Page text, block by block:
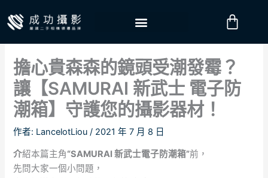
至
購
擔心貴森森的鏡頭受潮發霉？
讓【SAMURAI 新武士 電子防
潮箱】守護您的攝影器材！
作者: LancelotLiou/ 2021 年 7 月 8 日
介紹本篇主角“SAMURAI 新武士電子防潮箱”前，
先問大家一個小問題，